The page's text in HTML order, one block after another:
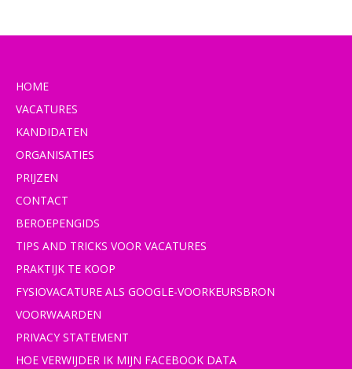
HOME
VACATURES
KANDIDATEN
ORGANISATIES
PRIJZEN
CONTACT
BEROEPENGIDS
TIPS AND TRICKS VOOR VACATURES
PRAKTIJK TE KOOP
FYSIOVACATURE ALS GOOGLE-VOORKEURSBRON
VOORWAARDEN
PRIVACY STATEMENT
HOE VERWIJDER IK MIJN FACEBOOK DATA